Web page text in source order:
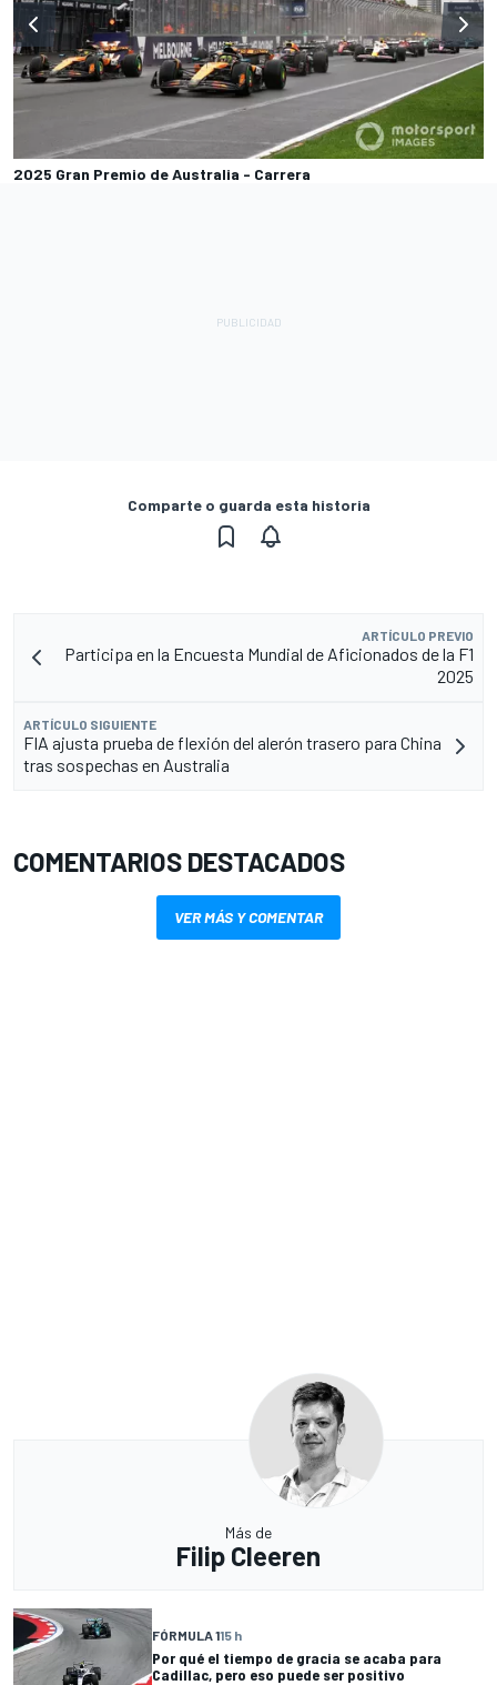
2025 Gran Premio de Australia - Carrera
Comparte o guarda esta historia
ARTÍCULO PREVIO
Participa en la Encuesta Mundial de Aficionados de la F1
2025
ARTÍCULO SIGUIENTE
FIA ajusta prueba de flexión del alerón trasero para China
tras sospechas en Australia
COMENTARIOS DESTACADOS
VER MÁS Y COMENTAR
Más de
Filip Cleeren
FÓRMULA 115 h
Por qué el tiempo de gracia se acaba para
Cadillac, pero eso puede ser positivo